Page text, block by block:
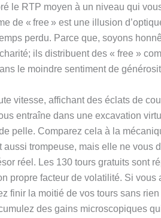
le RTP moyen à un niveau qui
de « free » est une illusion
perdu. Parce que, soyons
ils distribuent des « free »
le moindre sentiment de
vitesse, affichant des éclats de
entraîne dans une excavation
pelle. Comparez cela à la
aussi trompeuse, mais elle ne vous
réel. Les 130 tours gratuits sont
propre facteur de volatilité. Si vous
finir la moitié de vos tours sans rien
des gains microscopiques